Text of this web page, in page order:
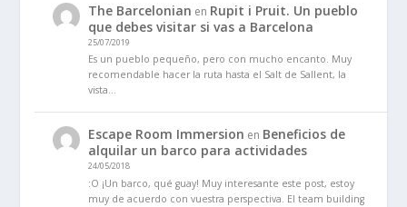
The Barcelonian en Rupit i Pruit. Un pueblo
que debes visitar si vas a Barcelona
25/07/2019
Es un pueblo pequeño, pero con mucho encanto. Muy
recomendable hacer la ruta hasta el Salt de Sallent, la
vista…
Escape Room Immersion en Beneficios de
alquilar un barco para actividades
24/05/2018
:O ¡Un barco, qué guay! Muy interesante este post, estoy
muy de acuerdo con vuestra perspectiva. El team building